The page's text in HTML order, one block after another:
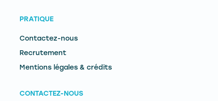
PRATIQUE
Contactez-nous
Recrutement
Mentions légales & crédits
CONTACTEZ-NOUS